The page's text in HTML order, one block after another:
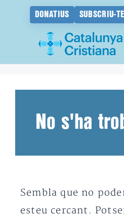
DONATIUS SUBSCRIU-TE
No s'ha
Sembla que no
esteu cercant.